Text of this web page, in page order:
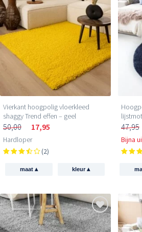
Vierkant hoogpolig vloerkleed
shaggy Trend effen – geel
50,00 17,95
Hardloper
(2)
maat ▴ kleur▴
47,95
Bijna